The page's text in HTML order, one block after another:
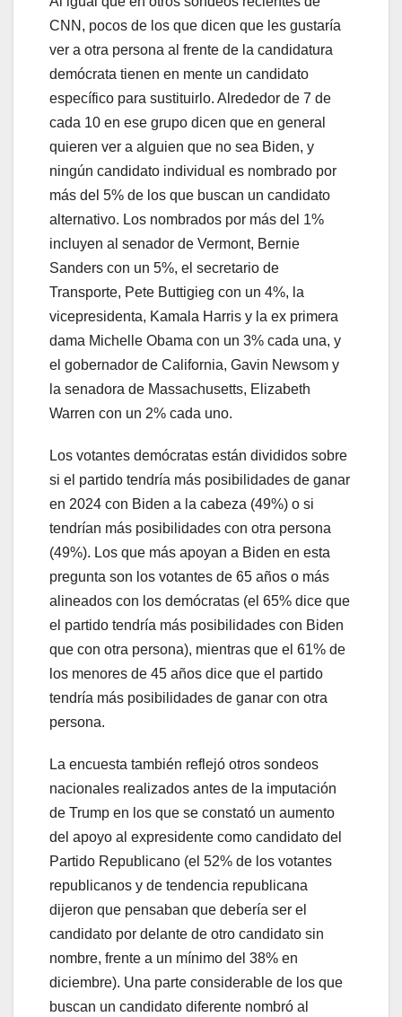
CNN, pocos de los que dicen que les gustaría
ver a otra persona al frente de la candidatura
demócrata tienen en mente un candidato
específico para sustituirlo. Alrededor de 7 de
cada 10 en ese grupo dicen que en general
quieren ver a alguien que no sea Biden, y
ningún candidato individual es nombrado por
más del 5% de los que buscan un candidato
alternativo. Los nombrados por más del 1%
incluyen al senador de Vermont, Bernie
Sanders con un 5%, el secretario de
Transporte, Pete Buttigieg con un 4%, la
vicepresidenta, Kamala Harris y la ex primera
dama Michelle Obama con un 3% cada una, y
el gobernador de California, Gavin Newsom y
la senadora de Massachusetts, Elizabeth
Warren con un 2% cada uno.
Los votantes demócratas están divididos sobre
si el partido tendría más posibilidades de ganar
en 2024 con Biden a la cabeza (49%) o si
tendrían más posibilidades con otra persona
(49%). Los que más apoyan a Biden en esta
pregunta son los votantes de 65 años o más
alineados con los demócratas (el 65% dice que
el partido tendría más posibilidades con Biden
que con otra persona), mientras que el 61% de
los menores de 45 años dice que el partido
tendría más posibilidades de ganar con otra
persona.
La encuesta también reflejó otros sondeos
nacionales realizados antes de la imputación
de Trump en los que se constató un aumento
del apoyo al expresidente como candidato del
Partido Republicano (el 52% de los votantes
republicanos y de tendencia republicana
dijeron que pensaban que debería ser el
candidato por delante de otro candidato sin
nombre, frente a un mínimo del 38% en
diciembre). Una parte considerable de los que
buscan un candidato diferente nombró al